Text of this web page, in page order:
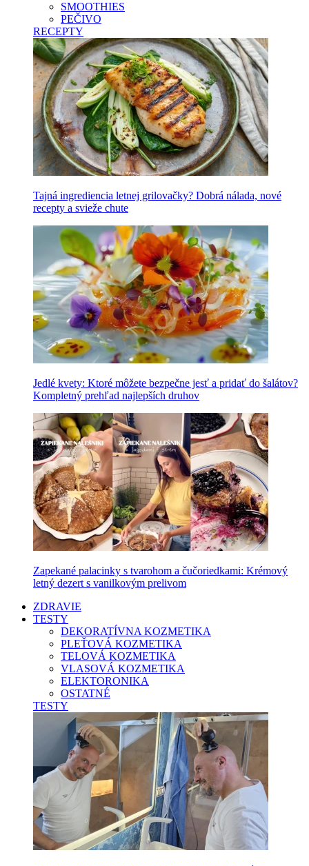
SMOOTHIES
PEČIVO
RECEPTY
Tajná ingrediencia letnej grilovačky? Dobrá nálada, nové
recepty a svieže chute
Jedlé kvety: Ktoré môžete bezpečne jesť a pridať do šalátov?
Kompletný prehľad najlepších druhov
Zapekané palacinky s tvarohom a čučoriedkami: Krémový
letný dezert s vanilkovým prelivom
ZDRAVIE
TESTY
DEKORATÍVNA KOZMETIKA
PLEŤOVÁ KOZMETIKA
TELOVÁ KOZMETIKA
VLASOVÁ KOZMETIKA
ELEKTORONIKA
OSTATNÉ
TESTY